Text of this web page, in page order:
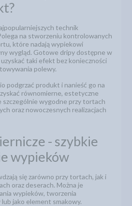
technik
na stworzeniu kontrolowanych
które nadają wypiekowi
wygląd. Gotowe dripy dostępne w
taki efekt bez konieczności
polewy.
podgrzać produkt i nanieść go na
równomierne, estetyczne
szczególnie wygodne przy tortach
oraz nowoczesnych realizacjach
- szybkie
wypieków
się zarówno przy tortach, jak i
oraz deserach. Można je
wypieków, tworzenia
jako element smakowy.